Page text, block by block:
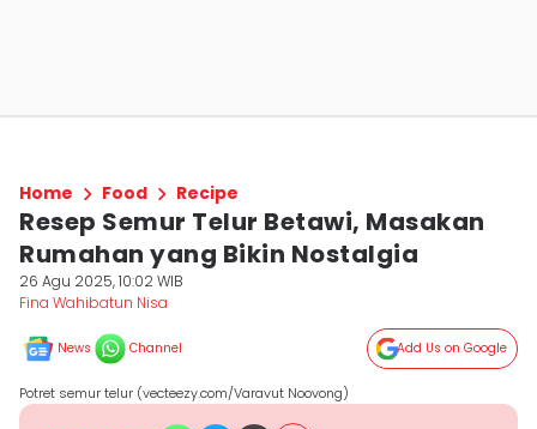
Home Food Recipe
Resep Semur Telur Betawi, Masakan
Rumahan yang Bikin Nostalgia
26 Agu 2025, 10:02 WIB
Fina Wahibatun Nisa
News Channel Add Us on Google
Potret semur telur (vecteezy.com/Varavut Noovong)